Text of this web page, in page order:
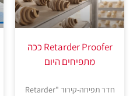
Retarder Proofer ככה
מתפיחים היום
חדר תפיחה-קירור "Retarder